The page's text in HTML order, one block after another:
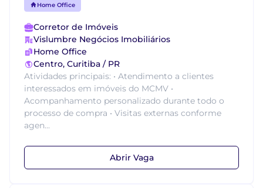
Home Office
Corretor de Imóveis
Vislumbre Negócios Imobiliários
Home Office
Centro, Curitiba / PR
Atividades principais: • Atendimento a clientes
interessados em imóveis do MCMV •
Acompanhamento personalizado durante todo o
processo de compra • Visitas externas conforme
agen...
Abrir Vaga